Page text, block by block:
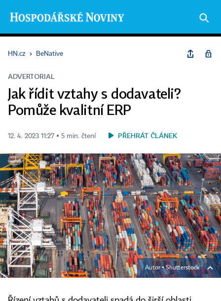
HN.cz › BeNative
ADVERTORIAL
Jak řídit vztahy s dodavateli?
Pomůže kvalitní ERP
12. 4. 2023 11:27 ▪ 5 min. čtení PŘEHRÁT ČLÁNEK
Autor ▪Shutterstock